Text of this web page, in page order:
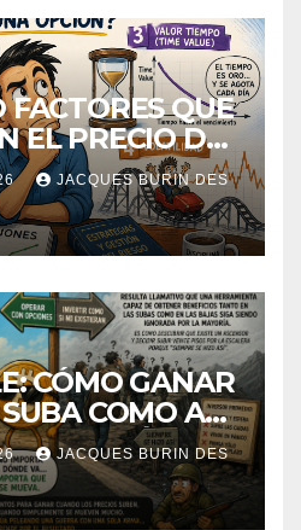
FACTORES QUE
EL PRECIO DE
JACQUES BURIN DES
CÓMO GANAR
COMO A
ACCIÓN.
JACQUES BURIN DES